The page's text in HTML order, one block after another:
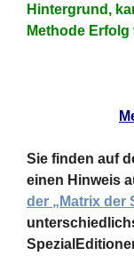
Hintergrund,
Methode
Sie finden auf
einen Hinweis
der „Matrix der